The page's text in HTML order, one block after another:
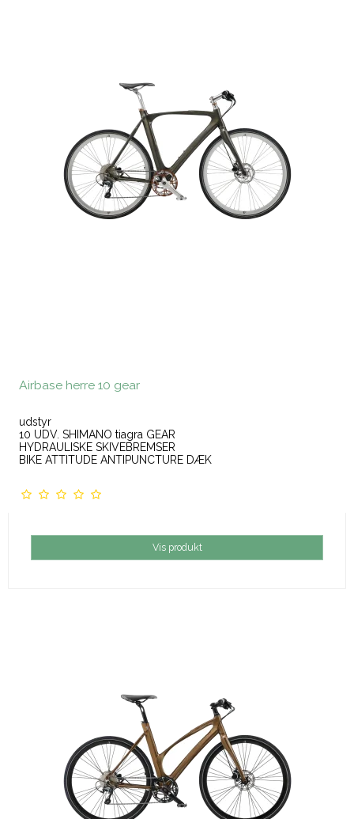
Airbase herre 10 gear
udstyr
10 UDV. SHIMANO tiagra GEAR
HYDRAULISKE SKIVEBREMSER
BIKE ATTITUDE ANTIPUNCTURE DÆK
Vis produkt